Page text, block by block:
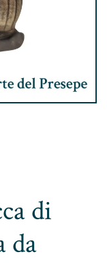
di
da